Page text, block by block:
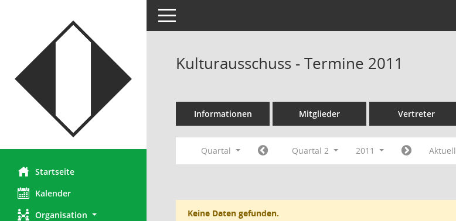
Startseite
Kalender
Organisation
Toggle navigation
Kulturausschuss - Termine 2011
Informationen Mitglieder Vertreter
Quartal Quartal 2 2011 Aktuell
Keine Daten gefunden.